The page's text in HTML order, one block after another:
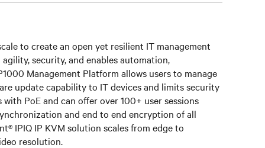
to create an open yet resilient IT management
security, and enables automation,
Management Platform allows users to manage
update capability to IT devices and limits security
PoE and can offer over 100+ user sessions
and end to end encryption of all
IPIQ IP KVM solution scales from edge to
resolution.